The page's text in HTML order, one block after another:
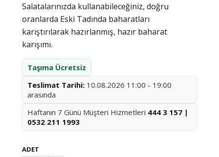
Salatalarınızda kullanabileceğiniz, doğru
oranlarda Eski Tadında baharatları
karıştırılarak hazırlanmış, hazır baharat
karışımı.
Taşıma Ücretsiz
Teslimat Tarihi: 10.08.2026 11:00 - 19:00
arasında
Haftanın 7 Günü Müşteri Hizmetleri 444 3 157 |
0532 211 1993
ADET